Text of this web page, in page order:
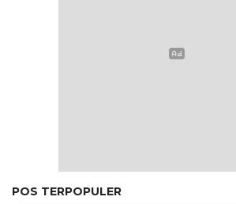
POS TERPOPULER